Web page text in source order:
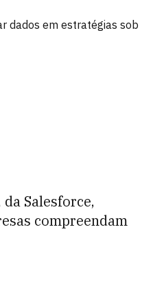
dados em estratégias sob
Salesforce,
compreendam